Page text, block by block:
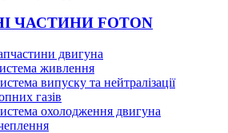
ЧАСТИНИ FOTON
двигуна
живлення
випуску та нейтралізації
газів
охолодження двигуна